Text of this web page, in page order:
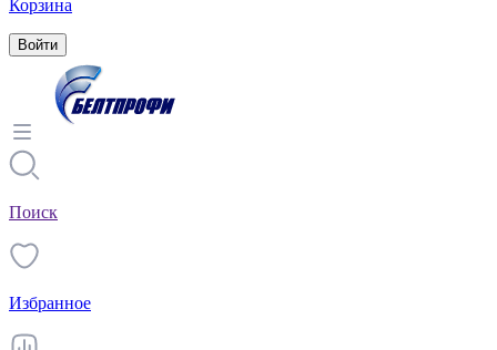
Корзина
Войти
Поиск
Избранное